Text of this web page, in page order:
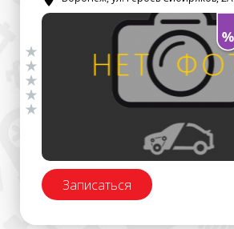
Записаться